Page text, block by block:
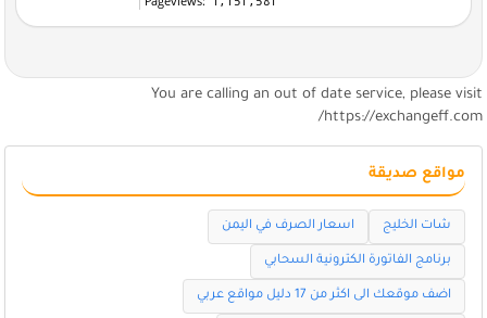
You are calling an out of date service, please visit
https://exchangeff.com/
مواقع صديقة
شات الخليج اسعار الصرف في اليمن
برنامج الفاتورة الكترونية السحابي
اضف موقعك الى اكثر من 17 دليل مواقع عربي